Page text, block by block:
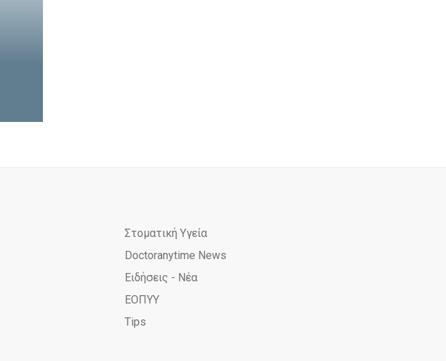
Στοματική Υγεία
Doctoranytime News
Ειδήσεις - Νέα
ΕΟΠΥΥ
Tips